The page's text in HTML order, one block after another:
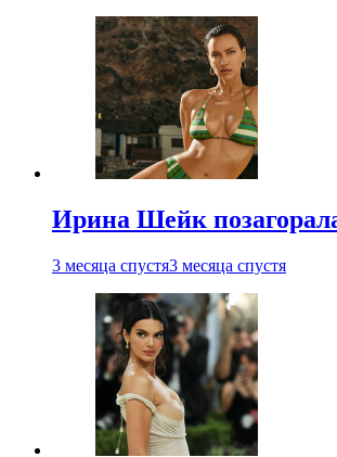
Ирина Шейк
3 месяца спустя3 месяца спустя